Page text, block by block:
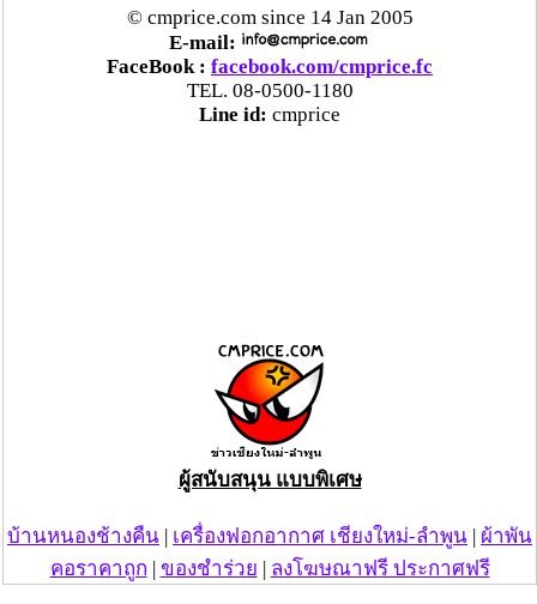
© cmprice.com since 14 Jan 2005
E-mail:
FaceBook : facebook.com/cmprice.fc
TEL. 08-0500-1180
Line id: cmprice
ผู้สนับสนุน แบบพิเศษ
บ้านหนองช้างคืน | เครื่องฟอกอากาศ เชียงใหม่-ลำพูน | ผ้าพัน
คอราคาถูก | ของชำร่วย | ลงโฆษณาฟรี ประกาศฟรี